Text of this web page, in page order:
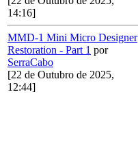
14:16]
MMD-1 Mini Micro Designer
Restoration - Part 1 por
SerraCabo
[22 de Outubro de 2025,
12:44]